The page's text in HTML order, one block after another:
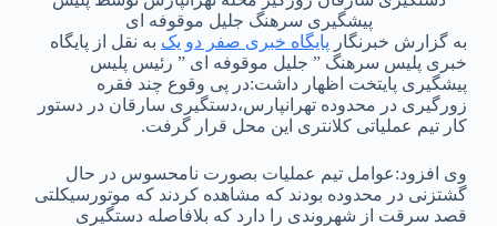
پیشگیری سرهنگ جلیل موقوفه ای
به گزارش خبرنگار پایگاه خبری صفر دو یک به نقل از پایگاه
خبری پلیس سرهنگ ” جلیل موقوفه ای ” رئیس پلیس
پیشگیری پایتخت اظهار داشت:در پی وقوع چند فقره
زورگیری در محدوده تهرانپارس،دستگیری سارقان در دستور
کار تیم عملیاتی کلانتری این محل قرار گرفت.
وی افزود:عوامل تیم عملیات بصورت نامحسوس در حال
گشتزنی در محدوده بودند که مشاهده کردند که موتورسیکلتی
قصد سرقت از شهروندی را دارد که بلافاصله دستگیری